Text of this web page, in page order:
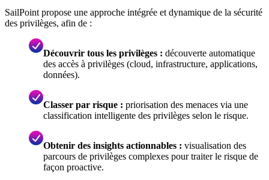
SailPoint propose une approche intégrée et dynamique de la sécurité
des privilèges, afin de :
Découvrir tous les privilèges : découverte automatique
des accès à privilèges (cloud, infrastructure, applications,
données).
Classer par risque : priorisation des menaces via une
classification intelligente des privilèges selon le risque.
Obtenir des insights actionnables : visualisation des
parcours de privilèges complexes pour traiter le risque de
façon proactive.